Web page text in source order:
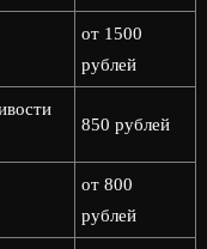
от 1500
рублей
850 рублей
от 800
рублей